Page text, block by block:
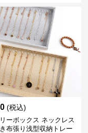
(税込)
ーボックス ネックレス
布張り浅型収納トレー